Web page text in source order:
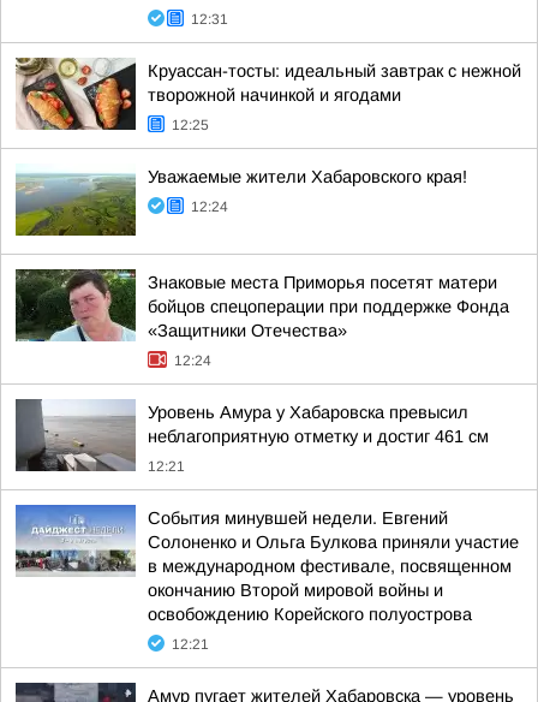
12:31
Круассан-тосты: идеальный завтрак с нежной
творожной начинкой и ягодами
12:25
Уважаемые жители Хабаровского края!
12:24
Знаковые места Приморья посетят матери
бойцов спецоперации при поддержке Фонда
«Защитники Отечества»
12:24
Уровень Амура у Хабаровска превысил
неблагоприятную отметку и достиг 461 см
12:21
События минувшей недели. Евгений
Солоненко и Ольга Булкова приняли участие
в международном фестивале, посвященном
окончанию Второй мировой войны и
освобождению Корейского полуострова
12:21
Амур пугает жителей Хабаровска — уровень